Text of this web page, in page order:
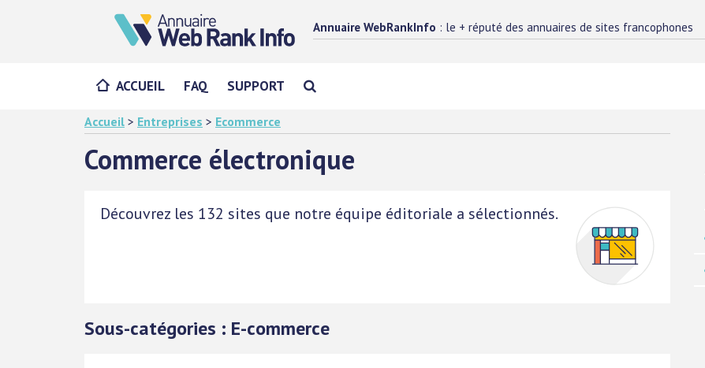
Annuaire WebRankInfo : le + réputé des annuaires de sites francophones
ACCUEIL FAQ SUPPORT
Accueil > Entreprises > Ecommerce
Commerce électronique
Découvrez les 132 sites que notre équipe éditoriale a sélectionnés.
Sous-catégories : E-commerce